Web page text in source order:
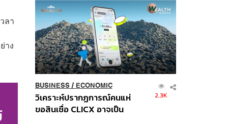
ลา
าง
Order
BUSINESS/ ECONOMIC
วิเคราะห์ปรากฏการณ์คนแห่
ขอสินเชื่อ CLICX อาจเป็น
2.3K